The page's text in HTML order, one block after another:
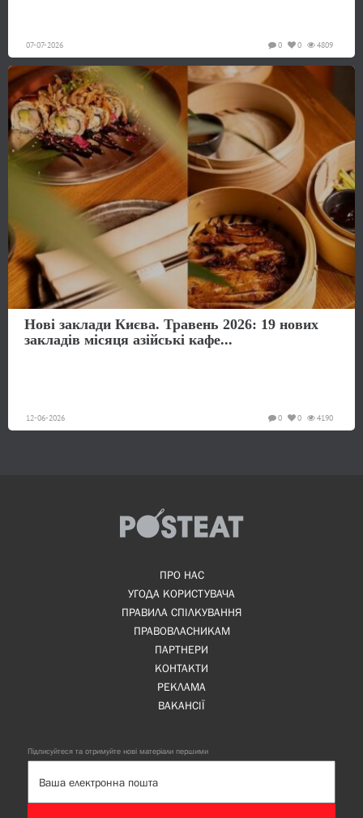
07-07-2026 4809
0
0
Нові заклади Києва. Травень 2026: 19 нових
закладів місяця азійські кафе...
12-06-2026 4190
0
0
ПРО НАС
УГОДА КОРИСТУВАЧА
ПРАВИЛА СПІЛКУВАННЯ
ПРАВОВЛАСНИКАМ
ПАРТНЕРИ
КОНТАКТИ
РЕКЛАМА
ВАКАНСІЇ
Підписуйтеся та отримуйте нові матеріали першими